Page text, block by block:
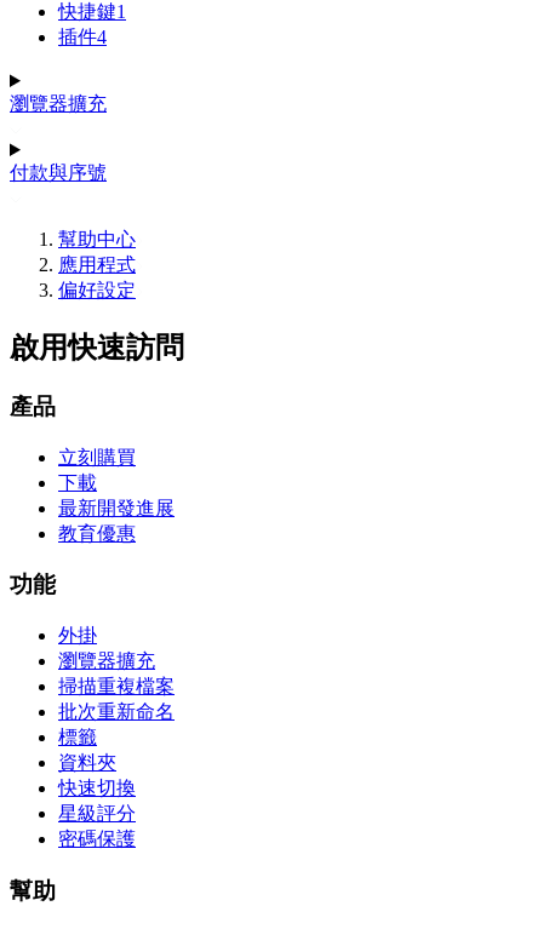
快捷鍵1
插件4
瀏覽器擴充
付款與序號
幫助中心
應用程式
偏好設定
啟用快速訪問
產品
立刻購買
下載
最新開發進展
教育優惠
功能
外掛
瀏覽器擴充
掃描重複檔案
批次重新命名
標籤
資料夾
快速切換
星級評分
密碼保護
幫助